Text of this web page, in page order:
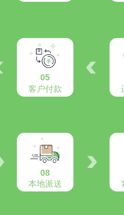
05
客户付款
08
本地派送